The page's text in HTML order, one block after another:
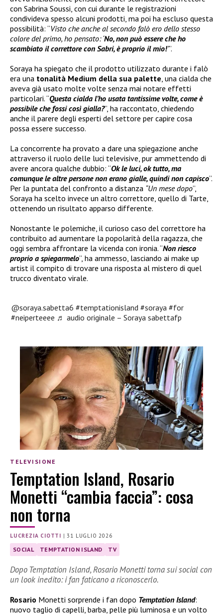
con Sabrina Soussi, con cui durante le registrazioni
condivideva spesso alcuni prodotti, ma poi ha escluso questa
possibilità: “Visto che anche al secondo falò ero dello stesso
colore del primo, ho pensato: ‘No, non può essere che ho
scambiato il correttore con Sabri, è proprio il mio!’”.
Soraya ha spiegato che il prodotto utilizzato durante i falò
era una tonalità Medium della sua palette , una cialda che
aveva già usato molte volte senza mai notare effetti
particolari. “Questa cialda l’ho usata tantissime volte, come è
possibile che fossi così gialla?”, ha raccontato, chiedendo
anche il parere degli esperti del settore per capire cosa
possa essere successo.
La concorrente ha provato a dare una spiegazione anche
attraverso il ruolo delle luci televisive, pur ammettendo di
avere ancora qualche dubbio: “Ok le luci, ok tutto, ma
comunque le altre persone non erano gialle, quindi non capisco”.
Per la puntata del confronto a distanza “Un mese dopo”,
Soraya ha scelto invece un altro correttore, quello di Tarte,
ottenendo un risultato apparso differente.
Nonostante le polemiche, il curioso caso del correttore ha
contribuito ad aumentare la popolarità della ragazza, che
oggi sembra affrontare la vicenda con ironia. “Non riesco
proprio a spiegarmelo”, ha ammesso, lasciando ai make up
artist il compito di trovare una risposta al mistero di quel
trucco diventato virale.
@soraya.sabetta6 #temptationisland #soraya #for
#neiperteeee ♬ audio originale – Soraya sabettafp
TELEVISIONE
Temptation Island, Rosario
Monetti “cambia faccia”: cosa
non torna
LUCREZIA CIOTTI |31 LUGLIO 2026
SOCIAL TEMPTATION ISLAND TV
Dopo Temptation Island, Rosario Monetti torna sui social con
un look inedito: i fan faticano a riconoscerlo.
Rosario Monetti sorprende i fan dopo Temptation Island:
nuovo taglio di capelli, barba, pelle più luminosa e un volto